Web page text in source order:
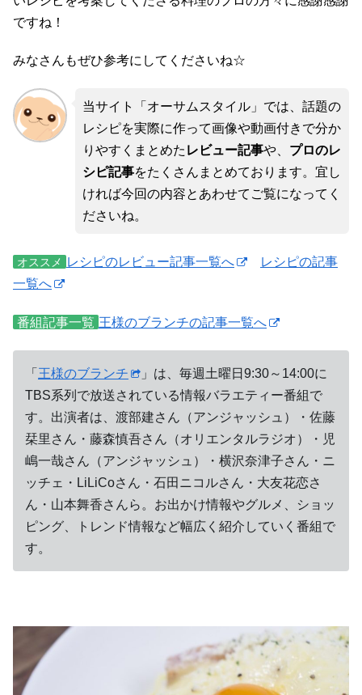
ですね！
みなさんもぜひ参考にしてくださいね☆
当サイト「オーサムスタイル」では、話題の
レシピを実際に作って画像や動画付きで分か
りやすくまとめた レビュー記事や、 プロのレ
シピ記事をたくさんまとめております。宜し
ければ今回の内容とあわせてご覧になってく
ださいね。
オススメ レシピのレビュー記事一覧へ
レシピの記事
一覧へ
番組記事一覧 王様のブランチの記事一覧へ
「 王様のブランチ
」は、毎週土曜日9:30～14:00に
TBS系列で放送されている情報バラエティー番組で
す。出演者は、渡部建さん（アンジャッシュ）・佐藤
栞里さん・藤森慎吾さん（オリエンタルラジオ）・児
嶋一哉さん（アンジャッシュ）・横沢奈津子さん・ニ
ッチェ・LiLiCoさん・石田ニコルさん・大友花恋さ
ん・山本舞香さんら。お出かけ情報やグルメ、ショッ
ピング、トレンド情報など幅広く紹介していく番組で
す。